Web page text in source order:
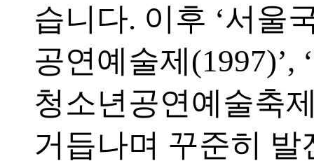
습니다. 이후 ‘서울
공연예술제(1997)’,
청소년공연예술축
거듭나며 꾸준히 발